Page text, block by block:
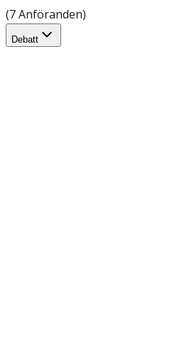
(7 Anföranden)
Debatt